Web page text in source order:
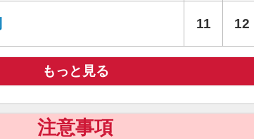
11 12
もっと見る
注意事項